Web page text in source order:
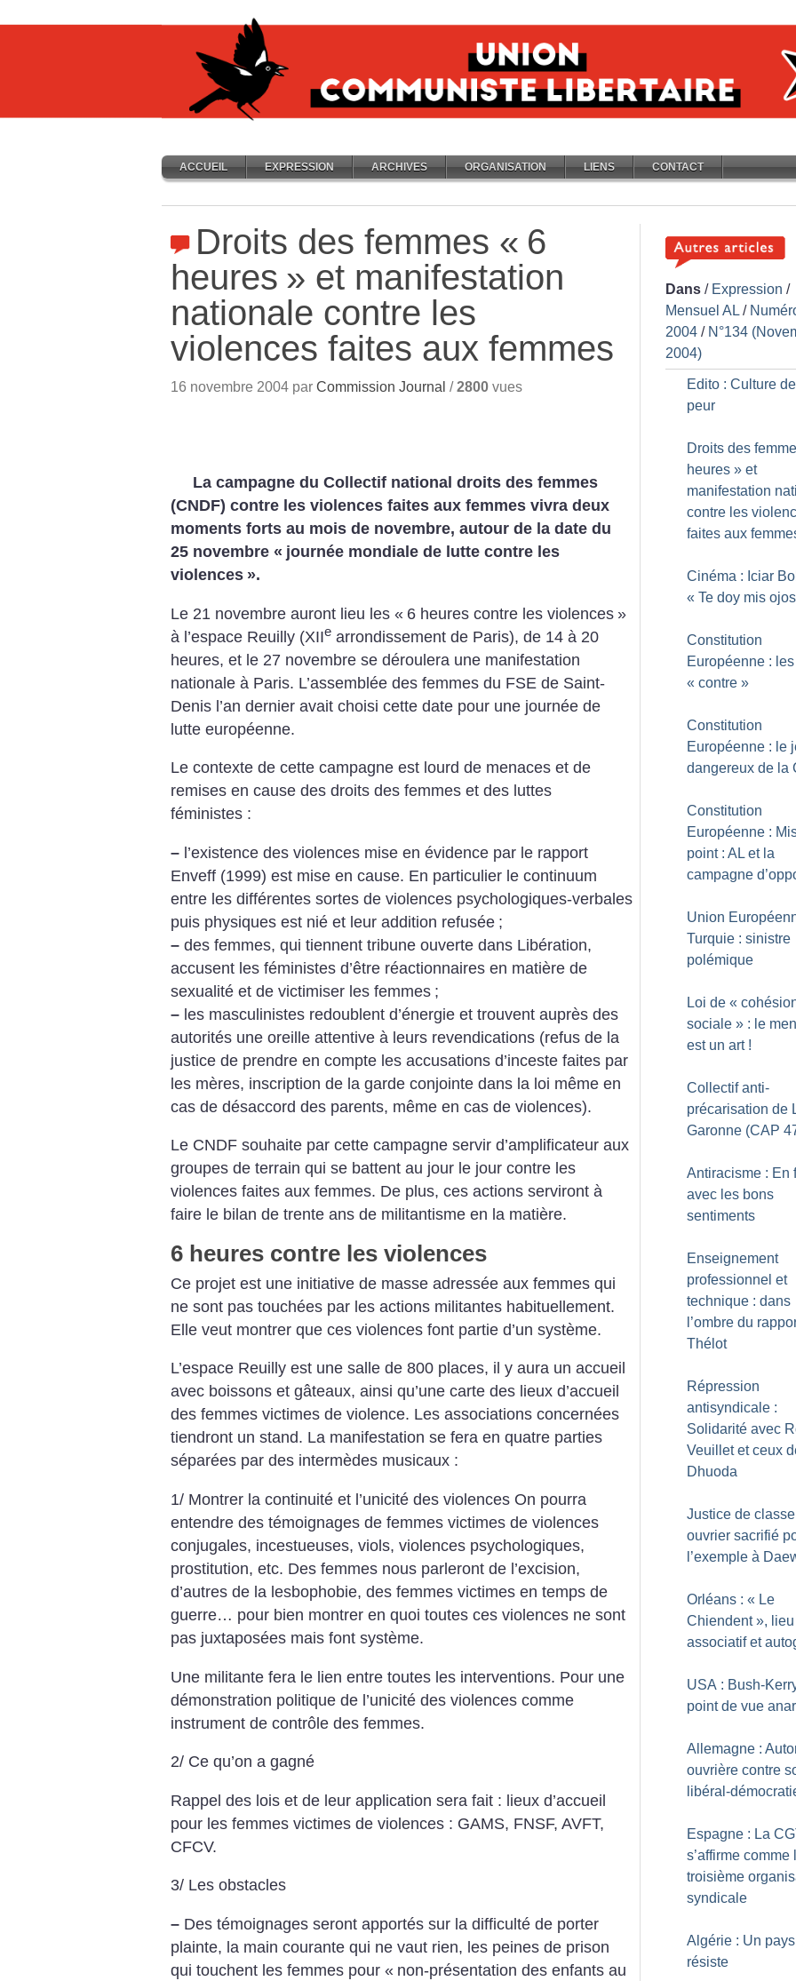
ACCUEIL EXPRESSION ARCHIVES ORGANISATION LIENS CONTACT
Droits des femmes « 6
heures » et manifestation
nationale contre les
violences faites aux femmes
16 novembre 2004 par Commission Journal /2800 vues
La campagne du Collectif national droits des femmes
(CNDF) contre les violences faites aux femmes vivra deux
moments forts au mois de novembre, autour de la date du
25 novembre « journée mondiale de lutte contre les
violences ».
Le 21 novembre auront lieu les « 6 heures contre les violences »
à l’espace Reuilly (XIIe arrondissement de Paris), de 14 à 20
heures, et le 27 novembre se déroulera une manifestation
nationale à Paris. L’assemblée des femmes du FSE de Saint-
Denis l’an dernier avait choisi cette date pour une journée de
lutte européenne.
Le contexte de cette campagne est lourd de menaces et de
remises en cause des droits des femmes et des luttes
féministes :
– l’existence des violences mise en évidence par le rapport
Enveff (1999) est mise en cause. En particulier le continuum
entre les différentes sortes de violences psychologiques-verbales
puis physiques est nié et leur addition refusée ;
– des femmes, qui tiennent tribune ouverte dans Libération,
accusent les féministes d’être réactionnaires en matière de
sexualité et de victimiser les femmes ;
– les masculinistes redoublent d’énergie et trouvent auprès des
autorités une oreille attentive à leurs revendications (refus de la
justice de prendre en compte les accusations d’inceste faites par
les mères, inscription de la garde conjointe dans la loi même en
cas de désaccord des parents, même en cas de violences).
Le CNDF souhaite par cette campagne servir d’amplificateur aux
groupes de terrain qui se battent au jour le jour contre les
violences faites aux femmes. De plus, ces actions serviront à
faire le bilan de trente ans de militantisme en la matière.
6 heures contre les violences
Ce projet est une initiative de masse adressée aux femmes qui
ne sont pas touchées par les actions militantes habituellement.
Elle veut montrer que ces violences font partie d’un système.
L’espace Reuilly est une salle de 800 places, il y aura un accueil
avec boissons et gâteaux, ainsi qu’une carte des lieux d’accueil
des femmes victimes de violence. Les associations concernées
tiendront un stand. La manifestation se fera en quatre parties
séparées par des intermèdes musicaux :
1/ Montrer la continuité et l’unicité des violences On pourra
entendre des témoignages de femmes victimes de violences
conjugales, incestueuses, viols, violences psychologiques,
prostitution, etc. Des femmes nous parleront de l’excision,
d’autres de la lesbophobie, des femmes victimes en temps de
guerre… pour bien montrer en quoi toutes ces violences ne sont
pas juxtaposées mais font système.
Une militante fera le lien entre toutes les interventions. Pour une
démonstration politique de l’unicité des violences comme
instrument de contrôle des femmes.
2/ Ce qu’on a gagné
Rappel des lois et de leur application sera fait : lieux d’accueil
pour les femmes victimes de violences : GAMS, FNSF, AVFT,
CFCV.
3/ Les obstacles
– Des témoignages seront apportés sur la difficulté de porter
plainte, la main courante qui ne vaut rien, les peines de prison
qui touchent les femmes pour « non-présentation des enfants au
Dans / Expression /
Mensuel AL /
2004 / N°134
2004)
Edito : Culture
peur
Droits des
heures » et
manifestation
contre les
faites aux
Cinéma : Iciar
« Te doy mis ojos
Constitution
Européenne :
« contre »
Constitution
Européenne : le
dangereux de la
Constitution
Européenne :
point : AL et la
campagne
Union
Turquie : sinistre
polémique
Loi de «
sociale » : le
est un art !
Collectif anti-
précarisation de
Garonne (CAP
Antiracisme : En
avec les bons
sentiments
Enseignement
professionnel et
technique : dans
l’ombre du
Thélot
Répression
antisyndicale :
Solidarité avec
Veuillet et ceux
Dhuoda
Justice de
ouvrier sacrifié
l’exemple à
Orléans : « Le
Chiendent », lieu
associatif et
USA : Bush-
point de vue
Allemagne :
ouvrière contre
libéral-
Espagne : La
s’affirme comme
troisième
syndicale
Algérie : Un
résiste